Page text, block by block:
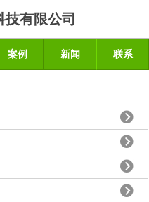
有限公司
案例 新闻 联系